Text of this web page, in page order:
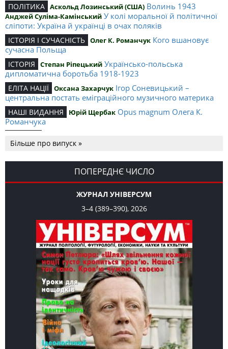
ПОЛІТИКА Аскольд Лозинський (США) Волинь 1943
Анджей Суліма-Камінський У колі моральної й політичної
сліпоти: Україна й українці в очах поляків
ІСТОРІЯ І СУЧАСНІСТЬ Олег К. Романчук Кого вшановує
сучасна Польща
ІСТОРІЯ Степан Ріпецький Українсько-польська
дипломатична боротьба 1918-1923
ЕЛІТА НАЦІЇ Оксана Захарчук Ігор Соневицький –
центральна постать еміграційного музичного материка
НАШІ ВИДАННЯ Юрій Щербак Opus magnum Олега К.
Романчука
Романчука
СЛОВО РЕДАКЦІЙНЕ Олег К. Романчук Журавель і синиця
як уособлення української політстратегії й тактики
Більше про випуск »
ПОПЕРЕДНЄ ЧИСЛО
ЖУРНАЛ УНІВЕРСУМ
3–4 (389–390), 2026